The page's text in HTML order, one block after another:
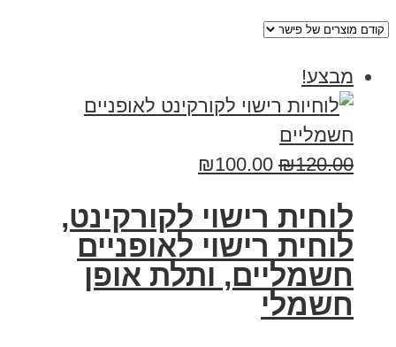
מבצע!
₪120.00
₪100.00
לוחית רישוי לקורקינט,
לוחית רישוי לאופניים
חשמליים, ותלת אופן
חשמלי